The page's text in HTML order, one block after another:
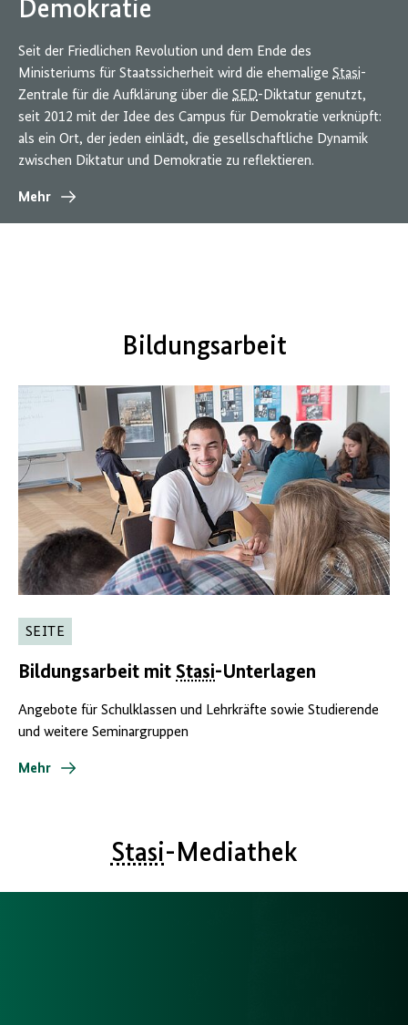
Demokratie
Seit der Friedlichen Revolution und dem Ende des
Ministeriums für Staatssicherheit wird die ehemalige Stasi-
Zentrale für die Aufklärung über die SED-Diktatur genutzt,
seit 2012 mit der Idee des Campus für Demokratie verknüpft:
als ein Ort, der jeden einlädt, die gesellschaftliche Dynamik
zwischen Diktatur und Demokratie zu reflektieren.
Mehr
Bildungsarbeit
SEITE
Bildungsarbeit mit Stasi-Unterlagen
Angebote für Schulklassen und Lehrkräfte sowie Studierende
und weitere Seminargruppen
Mehr
Stasi-Mediathek